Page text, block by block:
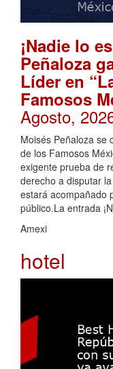
¡Nadie lo
Peñaloza
Líder en
Famosos
Agosto,
Moisés Peñaloza se
de los Famosos
exigente prueba de
derecho a disputar
estará acompañado
público.La entrada
Amexi
hotel